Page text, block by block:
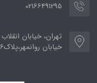
02166491295
خیابان روانمهر،پلاک136 ، واحد1